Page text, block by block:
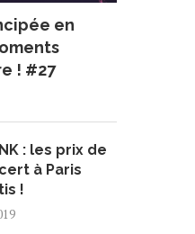
en
! #27
: les prix de
à Paris
!